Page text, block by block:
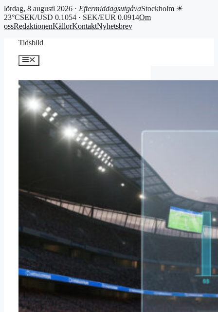
lördag, 8 augusti 2026 · EftermiddagsutgåvaStockholm ☀
23°CSEK/USD 0.1054 · SEK/EUR 0.0914Om
ossRedaktionenKällorKontaktNyhetsbrev
Tidsbild
Meny